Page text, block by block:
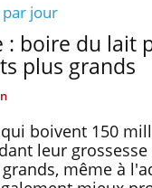
jour
: boire du lait
plus grands
boivent 150
leur
même à